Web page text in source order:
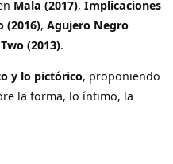
Mala (2017), Implicaciones
(2016), Agujero Negro
(2013).
y lo pictórico, proponiendo
la forma, lo íntimo, la